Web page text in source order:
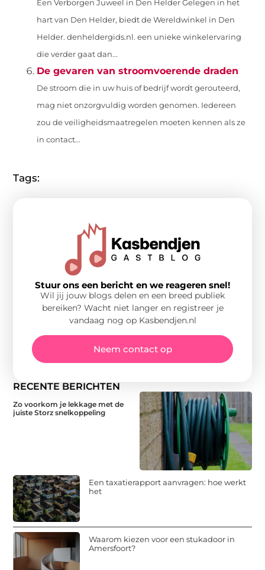
Een Verborgen Juweel in Den Helder Gelegen in het
hart van Den Helder, biedt de Wereldwinkel in Den
Helder. denheldergids.nl. een unieke winkelervaring
die verder gaat dan...
De gevaren van stroomvoerende draden
De stroom die in uw huis of bedrijf wordt gerouteerd,
mag niet onzorgvuldig worden genomen. Iedereen
zou de veiligheidsmaatregelen moeten kennen als ze
in contact...
Tags:
RECENTE BERICHTEN
Zo voorkom je lekkage met de
juiste Storz snelkoppeling
Een taxatierapport aanvragen: hoe werkt
het
Waarom kiezen voor een stukadoor in
Amersfoort?
Stuur ons een bericht en we reageren snel!
Wil jij jouw blogs delen en een breed publiek
bereiken? Wacht niet langer en registreer je
vandaag nog op Kasbendjen.nl
Neem contact op